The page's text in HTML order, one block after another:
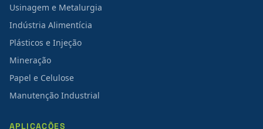
Usinagem e Metalurgia
Indústria Alimentícia
Plásticos e Injeção
Mineração
Papel e Celulose
Manutenção Industrial
APLICAÇÕES